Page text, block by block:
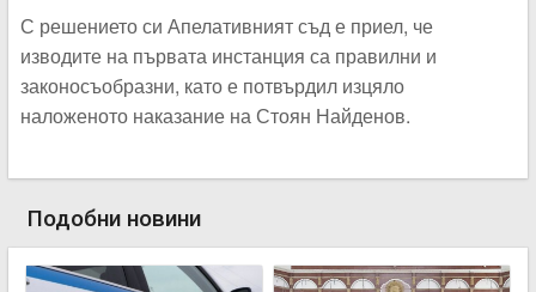
С решението си Апелативният съд е приел, че
изводите на първата инстанция са правилни и
законосъобразни, като е потвърдил изцяло
наложеното наказание на Стоян Найденов.
Подобни новини